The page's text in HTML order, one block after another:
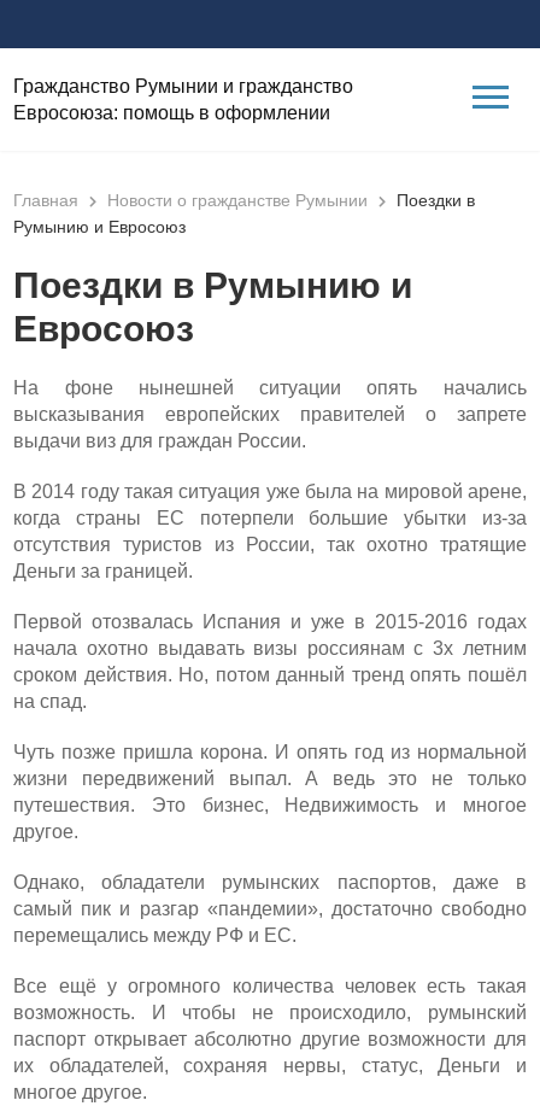
Гражданство Румынии и гражданство
Евросоюза: помощь в оформлении
Главная Новости о гражданстве Румынии
Поездки в
Румынию и Евросоюз
Поездки в Румынию и
Евросоюз
На фоне нынешней ситуации опять начались
высказывания европейских правителей о запрете
выдачи виз для граждан России.
В 2014 году такая ситуация уже была на мировой арене,
когда страны ЕС потерпели большие убытки из-за
отсутствия туристов из России, так охотно тратящие
Деньги за границей.
Первой отозвалась Испания и уже в 2015-2016 годах
начала охотно выдавать визы россиянам с 3х летним
сроком действия. Но, потом данный тренд опять пошёл
на спад.
Чуть позже пришла корона. И опять год из нормальной
жизни передвижений выпал. А ведь это не только
путешествия. Это бизнес, Недвижимость и многое
другое.
Однако, обладатели румынских паспортов, даже в
самый пик и разгар «пандемии», достаточно свободно
перемещались между РФ и ЕС.
Все ещё у огромного количества человек есть такая
возможность. И чтобы не происходило, румынский
паспорт открывает абсолютно другие возможности для
их обладателей, сохраняя нервы, статус, Деньги и
многое другое.